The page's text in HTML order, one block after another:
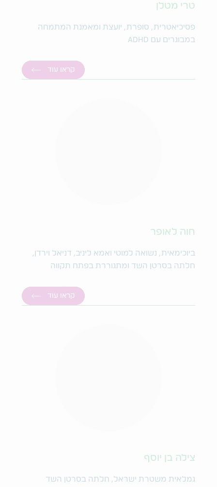
טרי מטלן
פסיכיאטרית, סופרת, יועצת ומאמנת המתמחה
במבוגרים עם ADHD
קראו עוד
חוה לאופר
ביוכימאית, נשואה למוטי ואמא ליניב, דניאל וירדן,
חלתה בסרטן השד ומתגוררת בפתח תקווה
קראו עוד
צילה בן יוסף
גמלאית משטרת ישראל, חלתה בסרטן השד